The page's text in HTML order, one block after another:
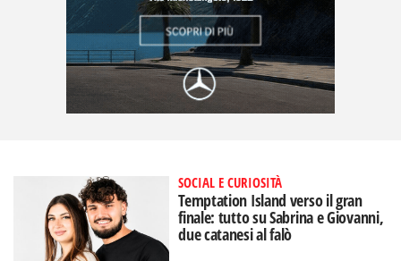
SOCIAL E CURIOSITÀ
Temptation Island verso il gran
finale: tutto su Sabrina e Giovanni,
due catanesi al falò